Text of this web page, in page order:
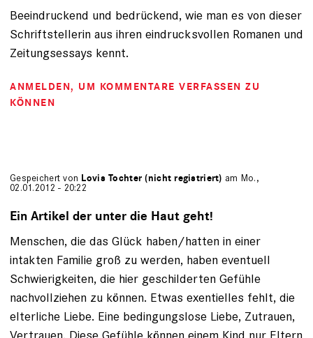
Beeindruckend und bedrückend, wie man es von dieser
Schriftstellerin aus ihren eindrucksvollen Romanen und
Zeitungsessays kennt.
ANMELDEN, UM KOMMENTARE VERFASSEN ZU
KÖNNEN
Gespeichert von Lovis Tochter (nicht registriert) am Mo.,
02.01.2012 - 20:22
Ein Artikel der unter die Haut geht!
Menschen, die das Glück haben/hatten in einer
intakten Familie groß zu werden, haben eventuell
Schwierigkeiten, die hier geschilderten Gefühle
nachvollziehen zu können. Etwas exentielles fehlt, die
elterliche Liebe. Eine bedingungslose Liebe, Zutrauen,